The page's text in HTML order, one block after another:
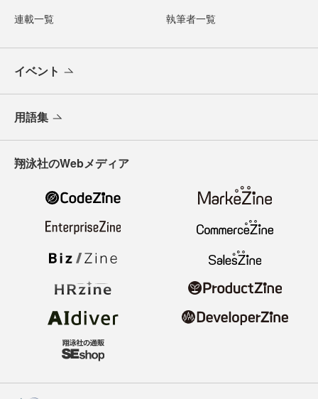
連載一覧 執筆者一覧
イベント
用語集
翔泳社のWebメディア